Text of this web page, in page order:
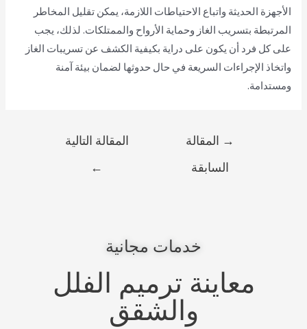
الأجهزة الحديثة واتباع الاحتياطات اللازمة، يمكن تقليل المخاطر
المرتبطة بتسريب الغاز وحماية الأرواح والممتلكات. لذلك، يجب
على كل فرد أن يكون على دراية بكيفية الكشف عن تسريبات الغاز
واتخاذ الإجراءات السريعة في حال حدوثها لضمان بيئة آمنة
ومستدامة.
→ المقالة
السابقة
المقالة التالية
←
خدمات مجانية
معاينة ترميم الفلل
والشقق